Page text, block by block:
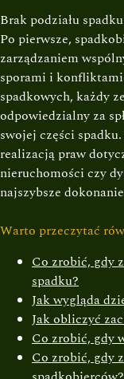
Brak podziału
Po pierwsze,
zarządzaniem
sporami i
spadkowych, każdy
odpowiedzialny za
swojej części
realizacją praw
nieruchomości czy
najszybsze
Warto przeczytać
Co zrobić, gdy
spadku?
Jak wygląda
Jak obliczyć
Co zrobić, gdy
Co zrobić, gdy